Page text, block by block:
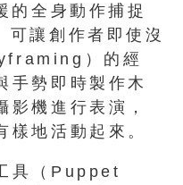
全身動作捕捉
讓創作者即使沒
）的經
手勢即時製作木
影機進行表演，
樣地活動起來。
具（Puppet